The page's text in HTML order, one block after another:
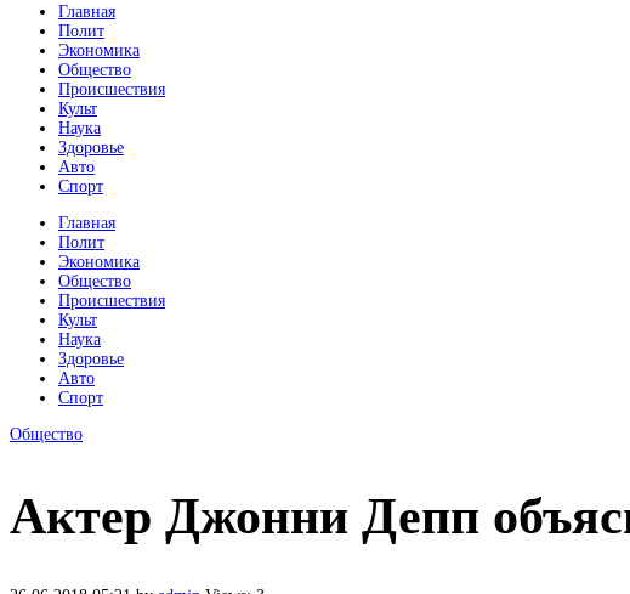
Главная
Полит
Экономика
Общество
Происшествия
Культ
Наука
Здоровье
Авто
Спорт
Главная
Полит
Экономика
Общество
Происшествия
Культ
Наука
Здоровье
Авто
Спорт
Общество
Актер Джонни Депп